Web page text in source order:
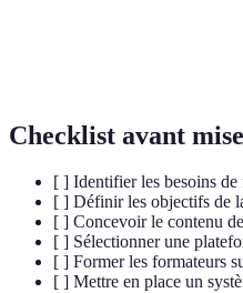
Checklist avant
[ ] Identifier les besoins
[ ] Définir les objectifs de
[ ] Concevoir le contenu
[ ] Sélectionner une
[ ] Former les formateurs
[ ] Mettre en place un